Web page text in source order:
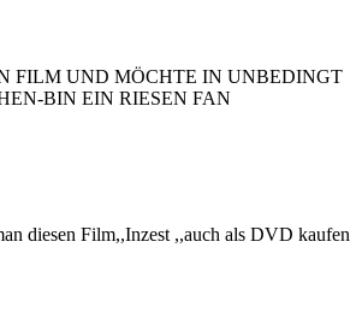
FILM UND MÖCHTE IN UNBEDINGT
BIN EIN RIESEN FAN
diesen Film,,Inzest ,,auch als DVD kaufen